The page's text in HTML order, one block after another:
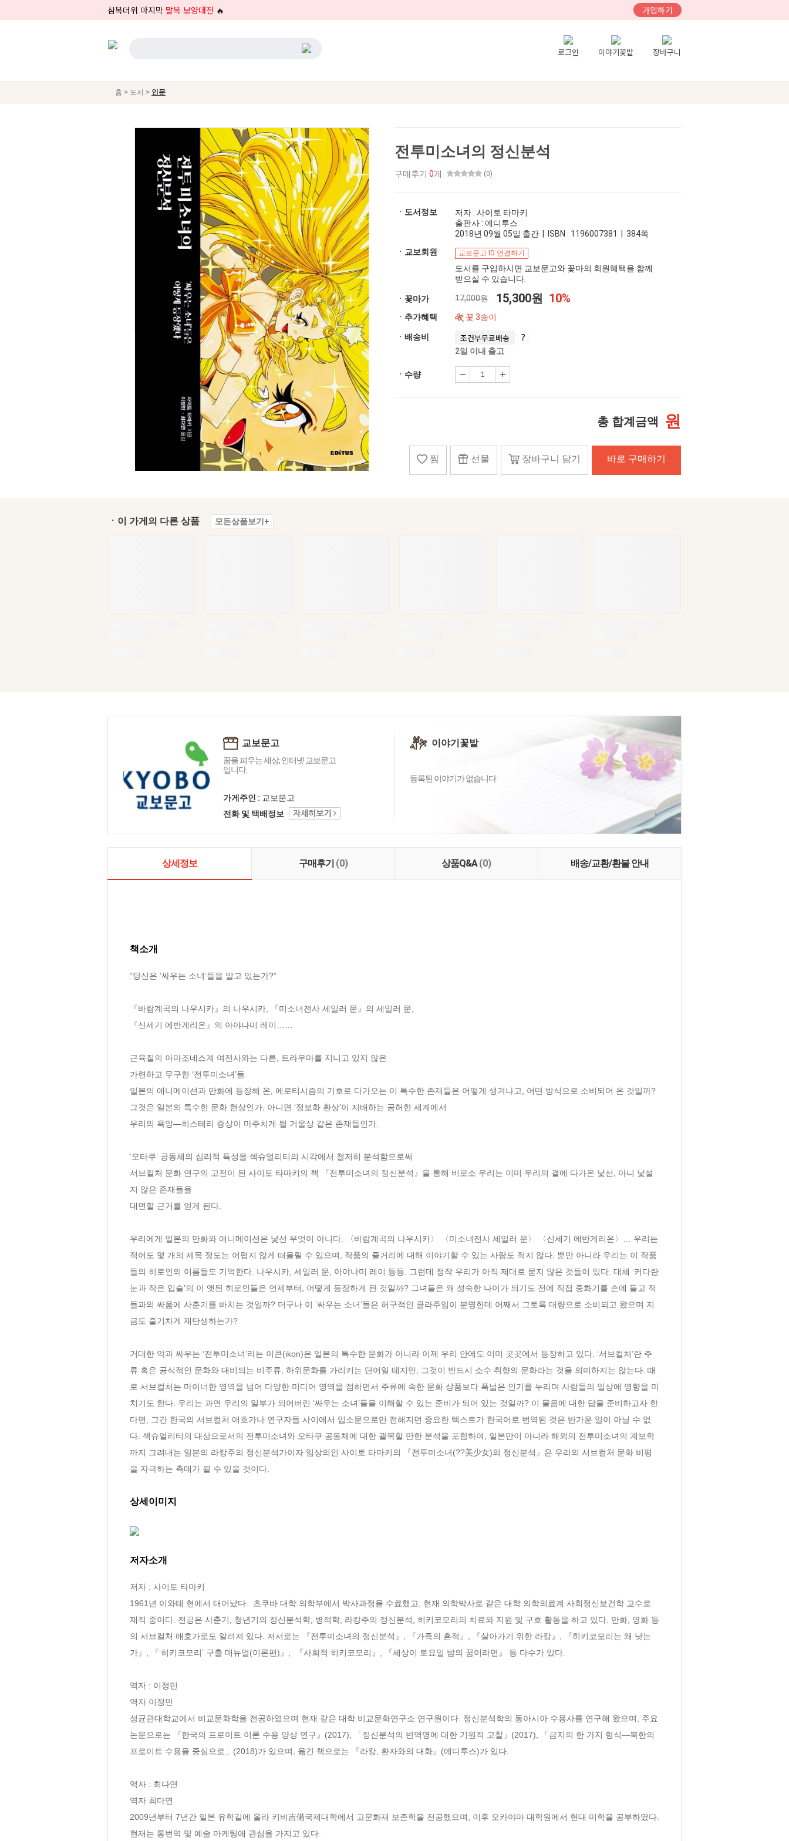
삼복더위 마지막 말복 보양대전 🔥 가입하기
로그인 이야기꽃밭 장바구니
홈 > 도서 > 인문
전투미소녀의 정신분석
구매후기 0개 (0)
ㆍ도서정보
저자 : 사이토 타마키
출판사 : 에디투스
2018년 09월 05일 출간 | ISBN : 1196007381 | 384쪽
ㆍ교보회원
교보문고 ID 연결하기
도서를 구입하시면 교보문고와 꽃마의 회원혜택을 함께
받으실 수 있습니다.
ㆍ꽃마가 17,000원 15,300원 10%
ㆍ추가혜택 꽃 3송이
ㆍ배송비 조건부무료배송
2일 이내 출고
ㆍ수량
총 합계금액 원
찜 선물 장바구니 담기 바로 구매하기
ㆍ이 가게의 다른 상품 모든상품보기+
교보문고
꿈을 피우는 세상, 인터넷 교보문고
입니다.
가게주인 : 교보문고
전화 및 택배정보
이야기꽃밭
등록된 이야기가 없습니다.
상세정보 구매후기 (0) 상품Q&A(0) 배송/교환/환불 안내
책소개
“당신은 ‘싸우는 소녀’들을 알고 있는가?”
『바람계곡의 나우시카』의 나우시카, 『미소녀전사 세일러 문』의 세일러 문,
『신세기 에반게리온』의 아야나미 레이……
근육질의 아마조네스계 여전사와는 다른, 트라우마를 지니고 있지 않은
가련하고 무구한 ‘전투미소녀’들.
일본의 애니메이션과 만화에 등장해 온, 에로티시즘의 기호로 다가오는 이 특수한 존재들은 어떻게 생겨나고, 어떤 방식으로 소비되어 온 것일까?
그것은 일본의 특수한 문화 현상인가, 아니면 ‘정보화 환상’이 지배하는 공허한 세계에서
우리의 욕망―히스테리 증상이 마주치게 될 거울상 같은 존재들인가.
‘오타쿠’ 공동체의 심리적 특성을 섹슈얼리티의 시각에서 철저히 분석함으로써
서브컬처 문화 연구의 고전이 된 사이토 타마키의 책 『전투미소녀의 정신분석』을 통해 비로소 우리는 이미 우리의 곁에 다가온 낯선, 아니 낯설
지 않은 존재들을
대면할 근거를 얻게 된다.
우리에게 일본의 만화와 애니메이션은 낯선 무엇이 아니다. 〈바람계곡의 나우시카〉 〈미소녀전사 세일러 문〉 〈신세기 에반게리온〉… 우리는
적어도 몇 개의 제목 정도는 어렵지 않게 떠올릴 수 있으며, 작품의 줄거리에 대해 이야기할 수 있는 사람도 적지 않다. 뿐만 아니라 우리는 이 작품
들의 히로인의 이름들도 기억한다. 나우시카, 세일러 문, 아야나미 레이 등등. 그런데 정작 우리가 아직 제대로 묻지 않은 것들이 있다. 대체 ‘커다란
눈과 작은 입술’의 이 앳된 히로인들은 언제부터, 어떻게 등장하게 된 것일까? 그녀들은 왜 성숙한 나이가 되기도 전에 직접 중화기를 손에 들고 적
들과의 싸움에 사춘기를 바치는 것일까? 더구나 이 ‘싸우는 소녀’들은 허구적인 콜라주임이 분명한데 어째서 그토록 대량으로 소비되고 왔으며 지
금도 줄기차게 재탄생하는가?
거대한 악과 싸우는 ‘전투미소녀’라는 이콘(ikon)은 일본의 특수한 문화가 아니라 이제 우리 안에도 이미 곳곳에서 등장하고 있다. ‘서브컬처’란 주
류 혹은 공식적인 문화와 대비되는 비주류, 하위문화를 가리키는 단어일 테지만, 그것이 반드시 소수 취향의 문화라는 것을 의미하지는 않는다. 때
로 서브컬처는 마이너한 영역을 넘어 다양한 미디어 영역을 점하면서 주류에 속한 문화 상품보다 폭넓은 인기를 누리며 사람들의 일상에 영향을 미
치기도 한다. 우리는 과연 우리의 일부가 되어버린 ‘싸우는 소녀’들을 이해할 수 있는 준비가 되어 있는 것일까? 이 물음에 대한 답을 준비하고자 한
다면, 그간 한국의 서브컬처 애호가나 연구자들 사이에서 입소문으로만 전해지던 중요한 텍스트가 한국어로 번역된 것은 반가운 일이 아닐 수 없
다. 섹슈얼리티의 대상으로서의 전투미소녀와 오타쿠 공동체에 대한 괄목할 만한 분석을 포함하여, 일본만이 아니라 해외의 전투미소녀의 계보학
까지 그려내는 일본의 라캉주의 정신분석가이자 임상의인 사이토 타마키의 『전투미소녀(??美少女)의 정신분석』은 우리의 서브컬처 문화 비평
을 자극하는 촉매가 될 수 있을 것이다.
상세이미지
저자소개
저자 : 사이토 타마키
1961년 이와테 현에서 태어났다.  츠쿠바 대학 의학부에서 박사과정을 수료했고, 현재 의학박사로 같은 대학 의학의료계 사회정신보건학 교수로
재직 중이다. 전공은 사춘기, 청년기의 정신분석학, 병적학, 라캉주의 정신분석, 히키코모리의 치료와 지원 및 구호 활동을 하고 있다. 만화, 영화 등
의 서브컬처 애호가로도 알려져 있다. 저서로는 『전투미소녀의 정신분석』, 『가족의 흔적』, 『살아가기 위한 라캉』, 『히키코모리는 왜 낫는
가』, 『‘히키코모리’ 구출 매뉴얼(이론편)』,  『사회적 히키코모리』, 『세상이 토요일 밤의 꿈이라면』 등 다수가 있다.
역자 : 이정민
역자 이정민
성균관대학교에서 비교문화학을 전공하였으며 현재 같은 대학 비교문화연구소 연구원이다. 정신분석학의 동아시아 수용사를 연구해 왔으며, 주요
논문으로는 『한국의 프로이트 이론 수용 양상 연구』(2017), 「정신분석의 번역명에 대한 기원적 고찰」(2017), 「금지의 한 가지 형식―북한의
프로이트 수용을 중심으로」(2018)가 있으며, 옮긴 책으로는 『라캉, 환자와의 대화』(에디투스)가 있다.
역자 : 최다연
역자 최다연
2009년부터 7년간 일본 유학길에 올라 키비吉備국제대학에서 고문화재 보존학을 전공했으며, 이후 오카야마 대학원에서 현대 미학을 공부하였다.
현재는 통번역 및 예술 마케팅에 관심을 가지고 있다.